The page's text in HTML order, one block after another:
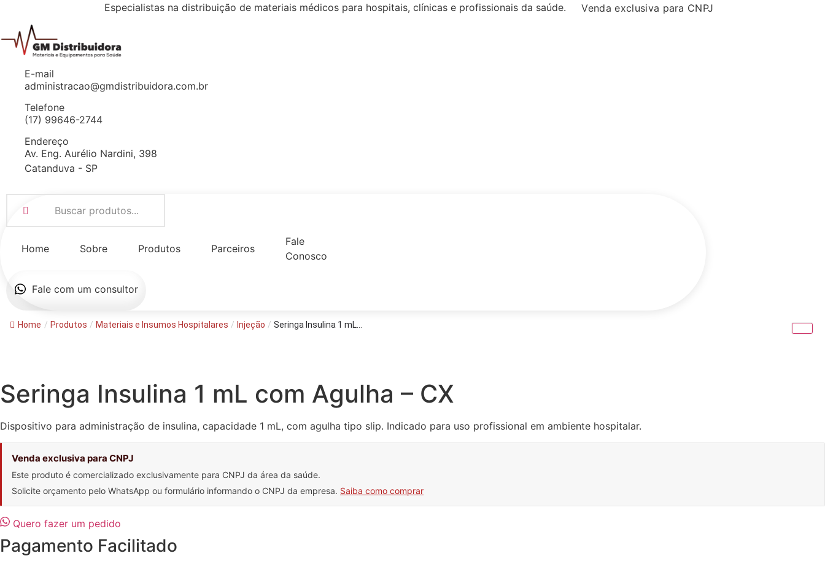
Especialistas na distribuição de materiais médicos para hospitais, clínicas e profissionais da saúde. Venda exclusiva para CNPJ
E-mail
administracao@gmdistribuidora.com.br
Telefone
(17) 99646-2744
Endereço
Av. Eng. Aurélio Nardini, 398
Catanduva - SP
Home Sobre Produtos Parceiros
Fale
Conosco
Fale com um consultor
Home / Produtos / Materiais e Insumos Hospitalares / Injeção / Seringa Insulina 1 mL...
Seringa Insulina 1 mL com Agulha – CX
Dispositivo para administração de insulina, capacidade 1 mL, com agulha tipo slip. Indicado para uso profissional em ambiente hospitalar.
Venda exclusiva para CNPJ
Este produto é comercializado exclusivamente para CNPJ da área da saúde.
Solicite orçamento pelo WhatsApp ou formulário informando o CNPJ da empresa. Saiba como comprar
Quero fazer um pedido
Pagamento Facilitado